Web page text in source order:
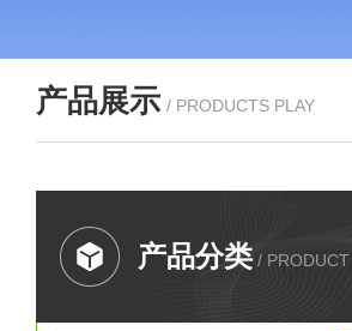
产品展示 / PRODUCTS PLAY
产品分类 / PRODUCT